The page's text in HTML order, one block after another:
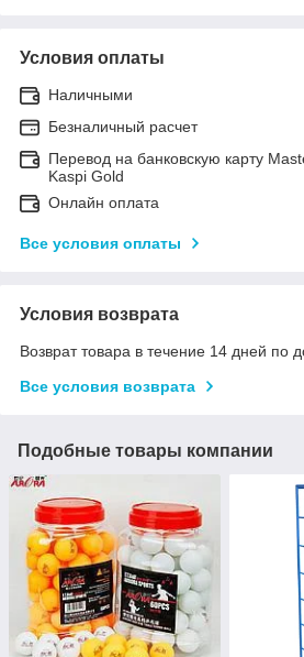
Условия оплаты
Наличными
Безналичный расчет
Перевод на банковскую карту
Kaspi Gold
Онлайн оплата
Все условия оплаты
Условия возврата
Возврат товара в течение 14 дней по
Все условия возврата
Подобные товары компании